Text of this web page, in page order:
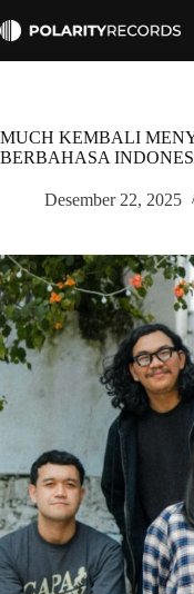
to
MUCH KEMBALI
BERBAHASA
Desember 22, 2025